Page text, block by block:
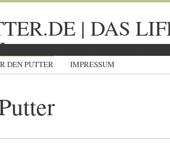
DEN PUTTER IMPRESSUM